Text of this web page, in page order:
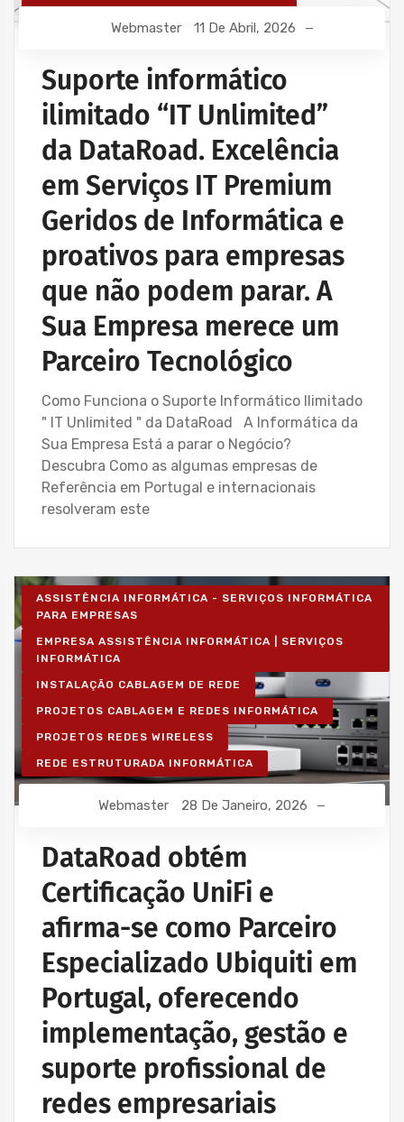
PROJETOS CABLAGEM E REDES INFORMÁTICA
REDE ESTRUTURADA INFORMÁTICA
SERVIÇOS INFORMÁTICA E ASSISTÊNCIA INFORMÁTICA
Webmaster 11 De Abril, 2026
Suporte informático
ilimitado “IT Unlimited”
da DataRoad. Excelência
em Serviços IT Premium
Geridos de Informática e
proativos para empresas
que não podem parar. A
Sua Empresa merece um
Parceiro Tecnológico
Como Funciona o Suporte Informático Ilimitado
" IT Unlimited " da DataRoad A Informática da
Sua Empresa Está a parar o Negócio?
Descubra Como as algumas empresas de
Referência em Portugal e internacionais
resolveram este
ASSISTÊNCIA INFORMÁTICA - SERVIÇOS INFORMÁTICA
PARA EMPRESAS
EMPRESA ASSISTÊNCIA INFORMÁTICA | SERVIÇOS
INFORMÁTICA
INSTALAÇÃO CABLAGEM DE REDE
PROJETOS CABLAGEM E REDES INFORMÁTICA
PROJETOS REDES WIRELESS
REDE ESTRUTURADA INFORMÁTICA
Webmaster 28 De Janeiro, 2026
DataRoad obtém
Certificação UniFi e
afirma-se como Parceiro
Especializado Ubiquiti em
Portugal, oferecendo
implementação, gestão e
suporte profissional de
redes empresariais